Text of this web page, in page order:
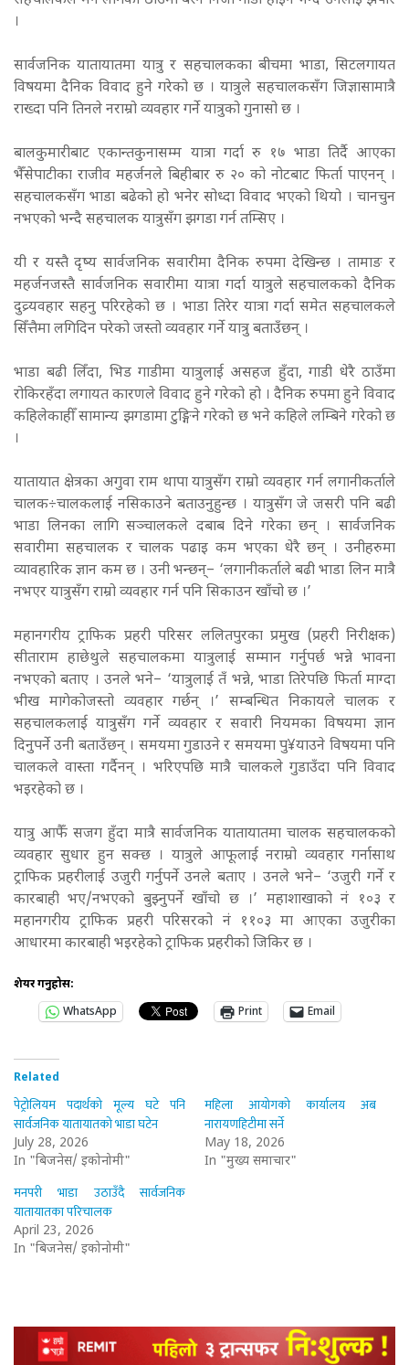
।
सार्वजनिक यातायातमा यात्रु र सहचालकका बीचमा भाडा, सिटलगायत
विषयमा दैनिक विवाद हुने गरेको छ । यात्रुले सहचालकसँग जिज्ञासामात्रै
राख्दा पनि तिनले नराम्रो व्यवहार गर्ने यात्रुको गुनासो छ ।
बालकुमारीबाट एकान्तकुनासम्म यात्रा गर्दा रु १७ भाडा तिर्दै आएका
भैँसेपाटीका राजीव महर्जनले बिहीबार रु २० को नोटबाट फिर्ता पाएनन् ।
सहचालकसँग भाडा बढेको हो भनेर सोध्दा विवाद भएको थियो । चानचुन
नभएको भन्दै सहचालक यात्रुसँग झगडा गर्न तम्सिए ।
यी र यस्तै दृष्य सार्वजनिक सवारीमा दैनिक रुपमा देखिन्छ । तामाङ र
महर्जनजस्तै सार्वजनिक सवारीमा यात्रा गर्दा यात्रुले सहचालकको दैनिक
दुव्र्यवहार सहनु परिरहेको छ । भाडा तिरेर यात्रा गर्दा समेत सहचालकले
सिँत्तैमा लगिदिन परेको जस्तो व्यवहार गर्ने यात्रु बताउँछन् ।
भाडा बढी लिँदा, भिड गाडीमा यात्रुलाई असहज हुँदा, गाडी धेरै ठाउँमा
रोकिरहँदा लगायत कारणले विवाद हुने गरेको हो । दैनिक रुपमा हुने विवाद
कहिलेकाहीँ सामान्य झगडामा टुङ्गिने गरेको छ भने कहिले लम्बिने गरेको छ
।
यातायात क्षेत्रका अगुवा राम थापा यात्रुसँग राम्रो व्यवहार गर्न लगानीकर्ताले
चालक÷चालकलाई नसिकाउने बताउनुहुन्छ । यात्रुसँग जे जसरी पनि बढी
भाडा लिनका लागि सञ्चालकले दबाब दिने गरेका छन् । सार्वजनिक
सवारीमा सहचालक र चालक पढाइ कम भएका धेरै छन् । उनीहरुमा
व्यावहारिक ज्ञान कम छ । उनी भन्छन्– ‘लगानीकर्ताले बढी भाडा लिन मात्रै
नभएर यात्रुसँग राम्रो व्यवहार गर्न पनि सिकाउन खाँचो छ ।’
महानगरीय ट्राफिक प्रहरी परिसर ललितपुरका प्रमुख (प्रहरी निरीक्षक)
सीताराम हाछेथुले सहचालकमा यात्रुलाई सम्मान गर्नुपर्छ भन्ने भावना
नभएको बताए । उनले भने– ‘यात्रुलाई तँ भन्ने, भाडा तिरेपछि फिर्ता माग्दा
भीख मागेकोजस्तो व्यवहार गर्छन् ।’ सम्बन्धित निकायले चालक र
सहचालकलाई यात्रुसँग गर्ने व्यवहार र सवारी नियमका विषयमा ज्ञान
दिनुपर्ने उनी बताउँछन् । समयमा गुडाउने र समयमा पु¥याउने विषयमा पनि
चालकले वास्ता गर्दैनन् । भरिएपछि मात्रै चालकले गुडाउँदा पनि विवाद
भइरहेको छ ।
यात्रु आफैँ सजग हुँदा मात्रै सार्वजनिक यातायातमा चालक सहचालकको
व्यवहार सुधार हुन सक्छ । यात्रुले आफूलाई नराम्रो व्यवहार गर्नासाथ
ट्राफिक प्रहरीलाई उजुरी गर्नुपर्ने उनले बताए । उनले भने– ‘उजुरी गर्ने र
कारबाही भए/नभएको बुझ्नुपर्ने खाँचो छ ।’ महाशाखाको नं १०३ र
महानगरीय ट्राफिक प्रहरी परिसरको नं ११०३ मा आएका उजुरीका
आधारमा कारबाही भइरहेको ट्राफिक प्रहरीको जिकिर छ ।
शेयर गर्नुहोस:
WhatsApp
Print Email
Related
पेट्रोलियम पदार्थको मूल्य घटे पनि
सार्वजनिक यातायातको भाडा घटेन
July 28, 2026
In "बिजनेस/ इकोनोमी"
महिला आयोगको कार्यालय अब
नारायणहिटीमा सर्ने
May 18, 2026
In "मुख्य समाचार"
मनपरी भाडा उठाउँदै सार्वजनिक
यातायातका परिचालक
April 23, 2026
In "बिजनेस/ इकोनोमी"